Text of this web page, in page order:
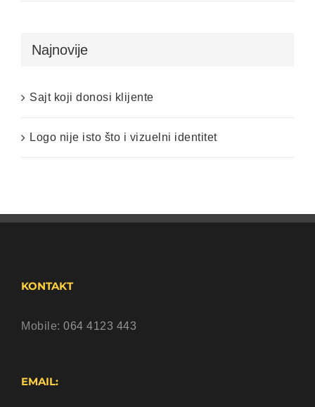
Najnovije
Sajt koji donosi klijente
Logo nije isto što i vizuelni identitet
KONTAKT
Mobile: 064 4123 443
EMAIL: